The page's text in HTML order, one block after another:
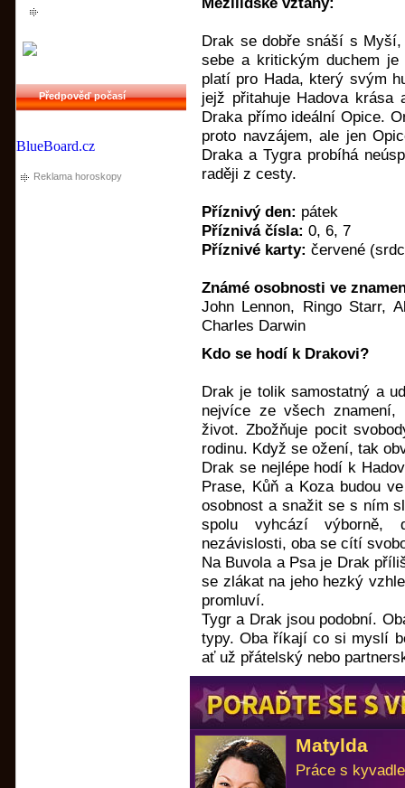
Předpověď počasí
BlueBoard.cz
Reklama horoskopy
Drak se dobře snáší s
sebe a kritickým duchem je
platí pro Hada, který svým
jejž přitahuje Hadova
Draka přímo ideální Opice.
proto navzájem, ale jen
Draka a Tygra probíhá
raději z cesty.
Příznivý den: pátek
Příznivá čísla: 0, 6, 7
Příznivé karty: červené
Známé osobnosti ve
John Lennon, Ringo Starr,
Charles Darwin
Kdo se hodí k Drakovi?
Drak je tolik samostatný a
nejvíce ze všech znamení,
život. Zbožňuje pocit
rodinu. Když se ožení, tak
Drak se nejlépe hodí k
Prase, Kůň a Koza budou
osobnost a snažit se s ním
spolu vyhcází výborně,
nezávislosti, oba se cítí
Na Buvola a Psa je Drak
se zlákat na jeho hezký
promluví.
Tygr a Drak jsou podobní.
typy. Oba říkají co si myslí
ať už přátelský nebo
Matylda
Práce s